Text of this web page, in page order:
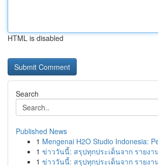
HTML is disabled
Search
Published News
1 Mengenai H2O Studio Indonesia:
1 ข่าววันนี้: สรุปทุกประเด็นจาก รายง
1 ข่าววันนี้: สรุปทุกประเด็นจาก รายง